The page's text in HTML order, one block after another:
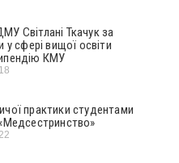
Світлані Ткачук за
у сфері вищої освіти
КМУ
практики студентами